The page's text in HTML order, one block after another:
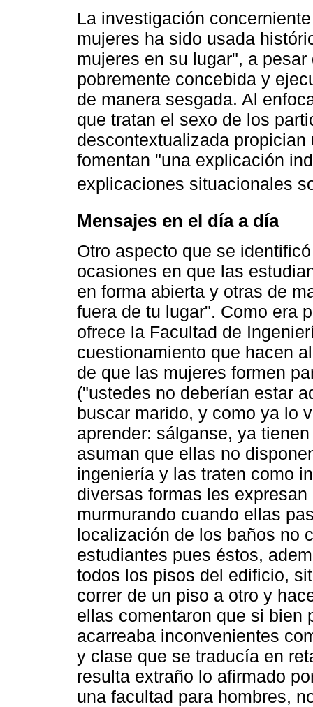
La investigación
mujeres ha sido usada
mujeres en su lugar", a
pobremente concebida y
de manera sesgada. Al
que tratan el sexo de los
descontextualizada
fomentan "una explicación
explicaciones situacionales
Mensajes en el día a día
Otro aspecto que se
ocasiones en que las
en forma abierta y otras de
fuera de tu lugar". Como era
ofrece la Facultad de
cuestionamiento que hacen
de que las mujeres formen
("ustedes no deberían estar
buscar marido, y como ya lo
aprender: sálganse, ya
asuman que ellas no
ingeniería y las traten como
diversas formas les
murmurando cuando ellas
localización de los baños no
estudiantes pues éstos,
todos los pisos del edificio,
correr de un piso a otro y
ellas comentaron que si bien
acarreaba inconvenientes
y clase que se traducía en
resulta extraño lo afirmado
una facultad para hombres,